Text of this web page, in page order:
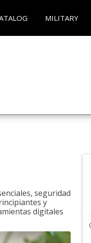
MILITARY
seguridad
y
digitales